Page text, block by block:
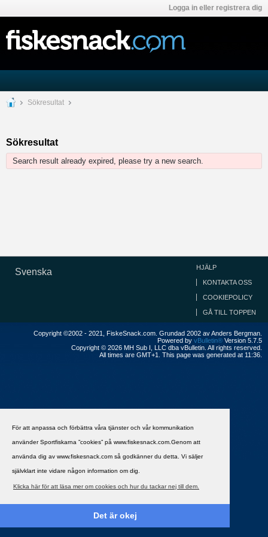
För att anpassa och förbättra våra tjänster och vår kommunikation
använder Sportfiskarna ”cookies” på www.fiskesnack.com.Genom att
använda dig av www.fiskesnack.com så godkänner du detta. Vi säljer
självklart inte vidare någon information om dig.
Klicka här för att läsa mer om cookies och hur du tackar nej till dem.
Det är okej
Logga in eller registrera dig
Sökresultat
Sökresultat
Search result already expired, please try a new search.
Svenska HJÄLP
KONTAKTA OSS
COOKIEPOLICY
GÅ TILL TOPPEN
Copyright ©2002 - 2021, FiskeSnack.com. Grundad 2002 av Anders Bergman.
Powered by vBulletin® Version 5.7.5
Copyright © 2026 MH Sub I, LLC dba vBulletin. All rights reserved.
All times are GMT+1. This page was generated at 11:36.